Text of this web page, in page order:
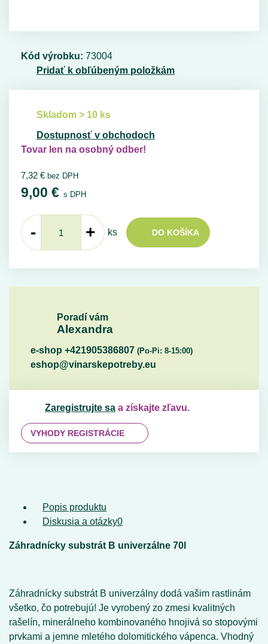
Kód výrobku: 73004
Pridať k obľúbeným položkám
Skladom > 10 ks
Dostupnosť v obchodoch
Tovar len na osobný odber!
7,32 € bez DPH
9,00 € s DPH
- + ks DO KOŠÍKA
Poradí vám
Alexandra
e-shop +421905386807 (Po-Pi: 8-15:00)
eshop@vinarskepotreby.eu
Zaregistrujte sa a získajte zľavu.
VYHODY REGISTRÁCIE
Popis produktu
Diskusia a otázky0
Záhradnícky substrát B univerzálne 70l
Záhradnícky substrát B univerzálny dodá vašim rastlinám
všetko, čo potrebujú! Je vyrobený zo zmesi kvalitných
rašelín, minerálneho kombinovaného hnojivá so stopovými
prvkami a jemne mletého dolomitického vápenca. Vhodný